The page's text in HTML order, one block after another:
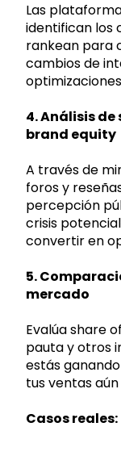
Las
identifican los
rankean para
cambios de
4. Análisis
brand equity
A través de
foros y
percepción
crisis
convertir en
5.
mercado
Evalúa share
pauta y otros
estás
tus ventas
Casos reales: